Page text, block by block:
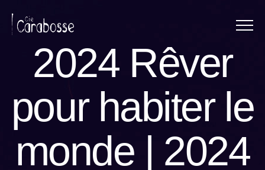
2024 Rêver
pour habiter le
monde | 2024